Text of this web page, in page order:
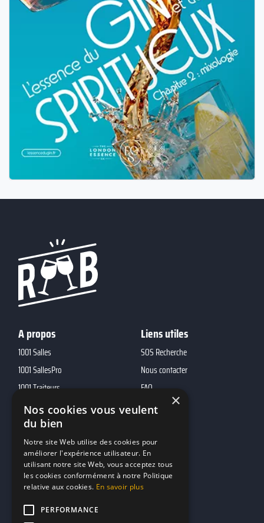
A propos
1001 Salles
1001 SallesPro
1001 Traiteurs
1001 DJ
10h01
MP2
Liens utiles
SOS Recherche
Nous contacter
FAQ
Contacts
marketing@reserverunbar.fr
11 rue Maurice Grandcoing
×
Nos cookies vous veulent
du bien
Notre site Web utilise des cookies pour
améliorer l'expérience utilisateur. En
utilisant notre site Web, vous acceptez tous
les cookies conformément à notre Politique
relative aux cookies. En savoir plus
PERFORMANCE